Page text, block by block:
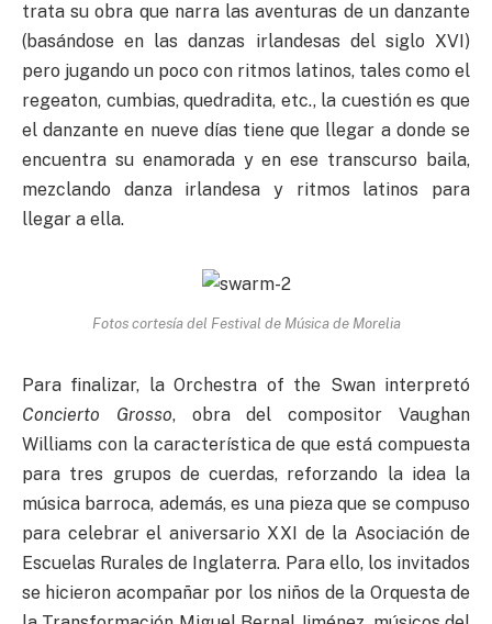
trata su obra que narra las aventuras de un danzante
(basándose en las danzas irlandesas del siglo XVI)
pero jugando un poco con ritmos latinos, tales como el
regeaton, cumbias, quedradita, etc., la cuestión es que
el danzante en nueve días tiene que llegar a donde se
encuentra su enamorada y en ese transcurso baila,
mezclando danza irlandesa y ritmos latinos para
llegar a ella.
Fotos cortesía del Festival de Música de Morelia
Para finalizar, la Orchestra of the Swan interpretó
Concierto Grosso, obra del compositor Vaughan
Williams con la característica de que está compuesta
para tres grupos de cuerdas, reforzando la idea la
música barroca, además, es una pieza que se compuso
para celebrar el aniversario XXI de la Asociación de
Escuelas Rurales de Inglaterra. Para ello, los invitados
se hicieron acompañar por los niños de la Orquesta de